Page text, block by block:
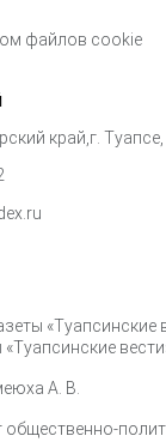
файлов cookie
край,г.
«Туапсинские
А. В.
общественно-